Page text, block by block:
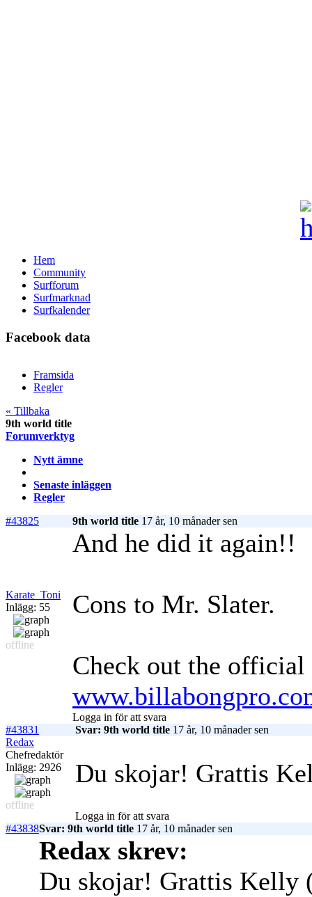
Hem
Community
Surfforum
Surfmarknad
Surfkalender
Facebook data
Framsida
Regler
« Tillbaka
9th world title
Forumverktyg
Nytt ämne
Senaste inläggen
Regler
#43825
9th world title 17 år, 10 månader sen
Karate_Toni
Inlägg: 55
offline
And he did it again!!
Cons to Mr. Slater.
Check out the official
Logga in för att svara
#43831
Svar: 9th world title 17 år, 10 månader sen
Redax
Chefredaktör
Inlägg: 2926
offline
Du skojar! Grattis
Logga in för att svara
#43838Svar: 9th world title 17 år, 10 månader sen
Redax skrev:
Du skojar! Grattis Kelly